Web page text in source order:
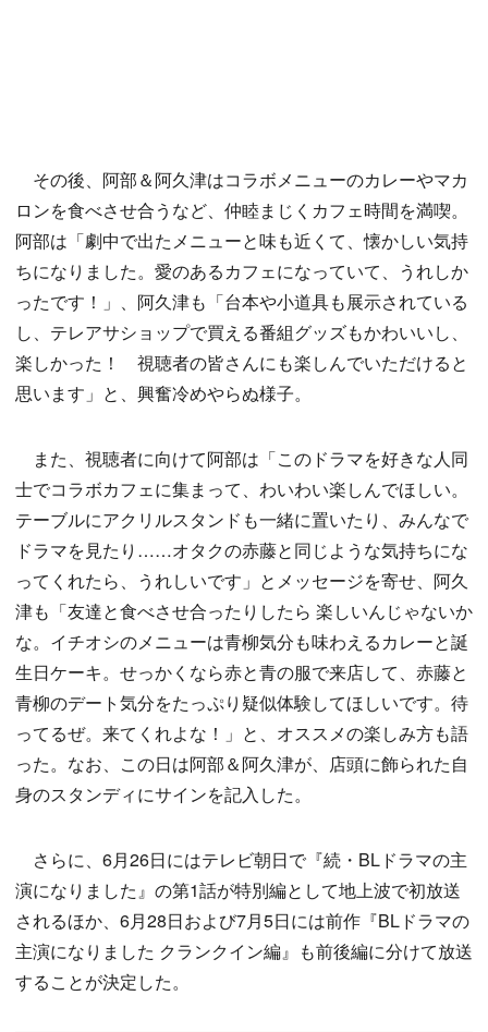
その後、阿部＆阿久津はコラボメニューのカレーやマカ
ロンを食べさせ合うなど、仲睦まじくカフェ時間を満喫。
阿部は「劇中で出たメニューと味も近くて、懐かしい気持
ちになりました。愛のあるカフェになっていて、うれしか
ったです！」、阿久津も「台本や小道具も展示されている
し、テレアサショップで買える番組グッズもかわいいし、
楽しかった！ 視聴者の皆さんにも楽しんでいただけると
思います」と、興奮冷めやらぬ様子。
また、視聴者に向けて阿部は「このドラマを好きな人同
士でコラボカフェに集まって、わいわい楽しんでほしい。
テーブルにアクリルスタンドも一緒に置いたり、みんなで
ドラマを見たり……オタクの赤藤と同じような気持ちにな
ってくれたら、うれしいです」とメッセージを寄せ、阿久
津も「友達と食べさせ合ったりしたら 楽しいんじゃないか
な。イチオシのメニューは青柳気分も味わえるカレーと誕
生日ケーキ。せっかくなら赤と青の服で来店して、赤藤と
青柳のデート気分をたっぷり疑似体験してほしいです。待
ってるぜ。来てくれよな！」と、オススメの楽しみ方も語
った。なお、この日は阿部＆阿久津が、店頭に飾られた自
身のスタンディにサインを記入した。
さらに、6月26日にはテレビ朝日で『続・BLドラマの主
演になりました』の第1話が特別編として地上波で初放送
されるほか、6月28日および7月5日には前作『BLドラマの
主演になりました クランクイン編』も前後編に分けて放送
することが決定した。